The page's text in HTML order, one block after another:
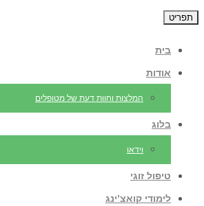
תפריט
בית
אודות
המלצות וחוות דעת של מטופלים
בלוג
וידאו
טיפול זוגי
לימודי קואצ’ינג